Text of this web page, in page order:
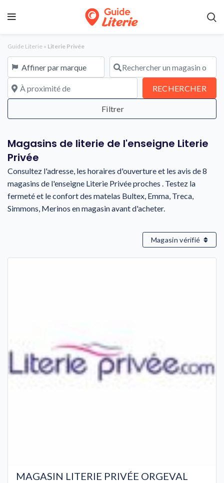
Guide Literie » Literie Privée
Affiner par marque Rechercher un magasin ou une
À proximité de RECHERCHER
Magasins de literie de l'enseigne Literie
Privée
Consultez l'adresse, les horaires d'ouverture et les avis de 8
magasins de l'enseigne Literie Privée proches . Testez la
fermeté et le confort des matelas Bultex, Emma, Treca,
Simmons, Merinos en magasin avant d'acheter.
Magasin vérifié
MAGASIN LITERIE PRIVÉE ORGEVAL